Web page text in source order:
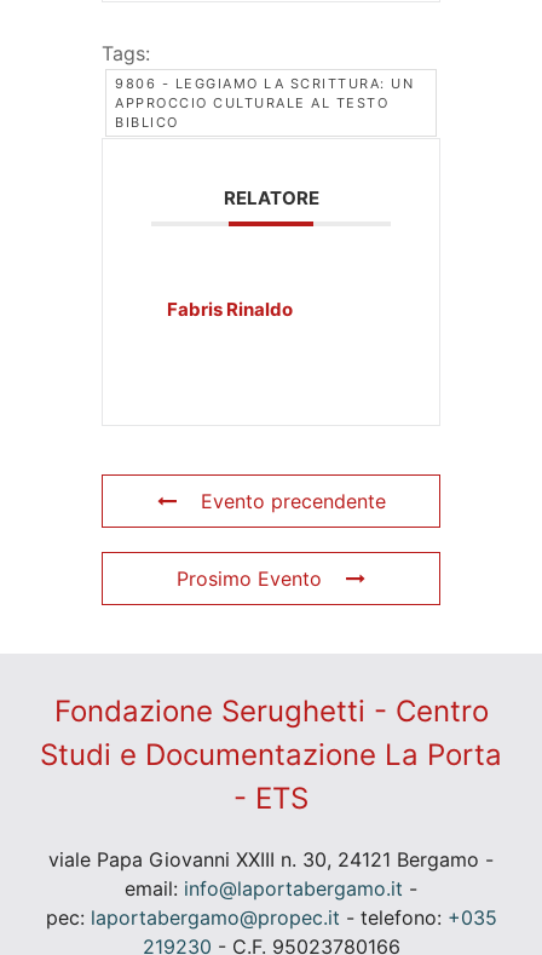
Tags:
9806 - LEGGIAMO LA SCRITTURA: UN
APPROCCIO CULTURALE AL TESTO
BIBLICO
RELATORE
Fabris Rinaldo
Evento precendente
Prosimo Evento
Fondazione Serughetti - Centro
Studi e Documentazione La Porta
- ETS
viale Papa Giovanni XXIII n. 30, 24121 Bergamo -
email: info@laportabergamo.it -
pec: laportabergamo@propec.it - telefono: +035
219230 - C.F. 95023780166